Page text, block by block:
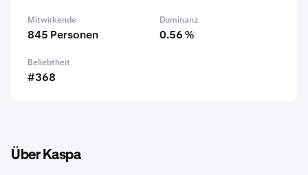
Mitwirkende
845 Personen
Dominanz
0.56 %
Beliebtheit
#368
Über Kaspa